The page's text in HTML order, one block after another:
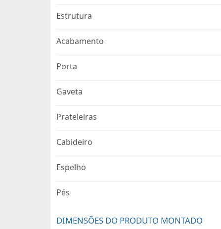
Estrutura
Acabamento
Porta
Gaveta
Prateleiras
Cabideiro
Espelho
Pés
DIMENSÕES DO PRODUTO MONTADO